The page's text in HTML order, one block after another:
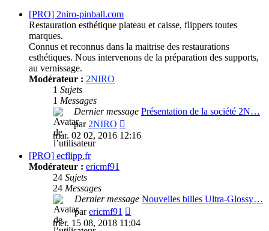
[PRO] 2niro-pinball.com
Restauration esthétique plateau et caisse, flippers toutes
marques.
Connus et reconnus dans la maitrise des restaurations
esthétiques. Nous intervenons de la préparation des supports,
au vernissage.
Modérateur : 2NIRO
1 Sujets
1 Messages
Dernier message Présentation de la société 2N…
par 2NIRO
le
mar. 02 02, 2016 12:16
[PRO] ecflipp.fr
Modérateur : ericmf91
24 Sujets
24 Messages
Dernier message Nouvelles billes Ultra-Glossy…
parericmf91
le
mer. 15 08, 2018 11:04